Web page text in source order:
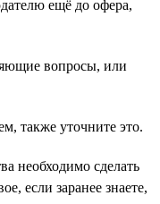
ещё до офера,
вопросы, или
также уточните это.
необходимо сделать
если заранее знаете,